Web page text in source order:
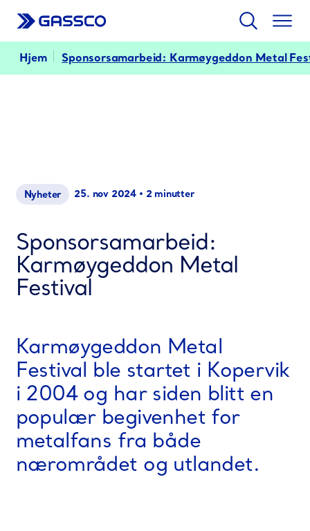
Søk
Hjem Sponsorsamarbeid: Karmøygeddon Metal
Nyheter 25. nov 2024 • 2 minutter
Sponsorsamarbeid:
Karmøygeddon Metal
Festival
Karmøygeddon Metal
Festival ble startet i Kopervik
i 2004 og har siden blitt en
populær begivenhet for
metalfans fra både
nærområdet og utlandet.